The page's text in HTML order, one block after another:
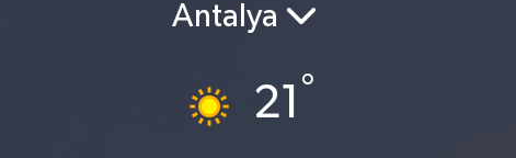
Antalya
21 °